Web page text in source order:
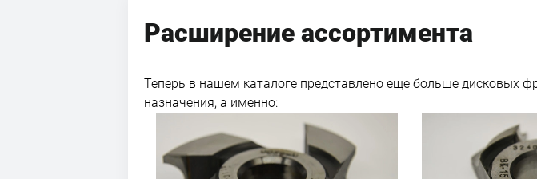
Расширение ассортимента
Теперь в нашем каталоге представлено еще больше дисковых
назначения, а именно: